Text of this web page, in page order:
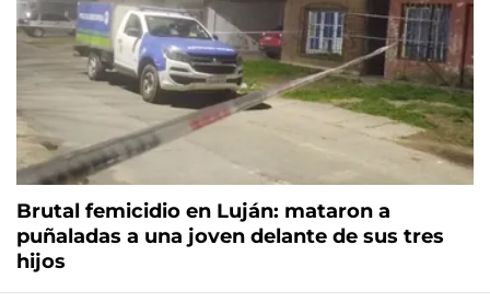
Brutal femicidio en Luján: mataron a
puñaladas a una joven delante de sus tres
hijos